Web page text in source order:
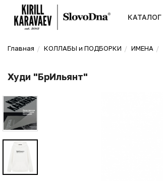
КАТАЛОГ
Главная КОЛЛАБЫ и ПОДБОРКИ ИМЕНА
Худи "БрИльянт"